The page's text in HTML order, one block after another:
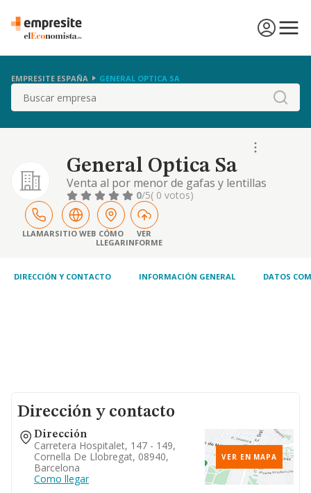
EMPRESITE ESPAÑA GENERAL OPTICA SA
Buscar
General Optica Sa
Venta al por menor de gafas y lentillas
0/5( 0 votos)
LLAMARSITIO WEB CÓMO
LLEGAR
VER
INFORME
DIRECCIÓN Y CONTACTO INFORMACIÓN GENERAL DATOS
Dirección y contacto
Dirección
Carretera Hospitalet, 147 - 149,
Cornella De Llobregat, 08940,
Barcelona
Como llegar
VER EN MAPA